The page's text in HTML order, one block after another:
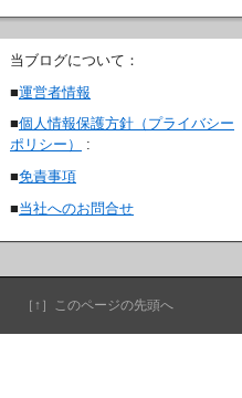
当ブログについて：
■運営者情報
■個人情報保護方針（プライバシー
ポリシー）
:
■免責事項
■当社へのお問合せ
［↑］このページの先頭へ